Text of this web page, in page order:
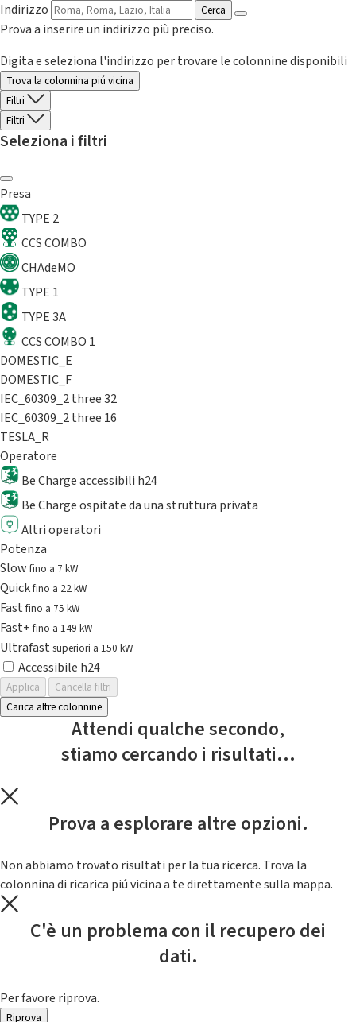
Indirizzo
Cerca
Prova a inserire un indirizzo più preciso.
Digita e seleziona l'indirizzo per trovare le colonnine disponibili
Trova la colonnina piú vicina
Filtri
Filtri
Seleziona i filtri
Presa
TYPE 2
CCS COMBO
CHAdeMO
TYPE 1
TYPE 3A
CCS COMBO 1
DOMESTIC_E
DOMESTIC_F
IEC_60309_2 three 32
IEC_60309_2 three 16
TESLA_R
Operatore
Be Charge accessibili h24
Be Charge ospitate da una struttura privata
Altri operatori
Potenza
Slowfino a 7 kW
Quickfino a 22 kW
Fastfino a 75 kW
Fast+fino a 149 kW
Ultrafast superiori a 150 kW
Accessibile h24
Applica
Cancella filtri
Carica altre colonnine
Attendi qualche secondo,
stiamo cercando i risultati...
Prova a esplorare altre opzioni.
Non abbiamo trovato risultati per la tua ricerca. Trova la
colonnina di ricarica piú vicina a te direttamente sulla mappa.
C'è un problema con il recupero dei
dati.
Per favore riprova.
Riprova